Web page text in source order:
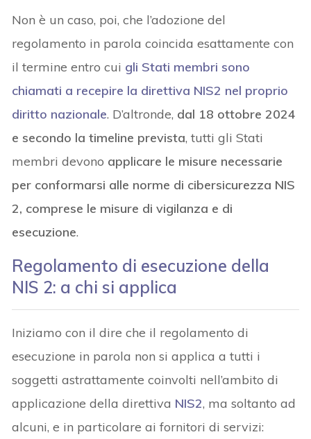
Non è un caso, poi, che l’adozione del
regolamento in parola coincida esattamente con
il termine entro cui gli Stati membri sono
chiamati a recepire la direttiva NIS2 nel proprio
diritto nazionale. D’altronde, dal 18 ottobre 2024
e secondo la timeline prevista, tutti gli Stati
membri devono applicare le misure necessarie
per conformarsi alle norme di cibersicurezza NIS
2, comprese le misure di vigilanza e di
esecuzione.
Regolamento di esecuzione della
NIS 2: a chi si applica
Iniziamo con il dire che il regolamento di
esecuzione in parola non si applica a tutti i
soggetti astrattamente coinvolti nell’ambito di
applicazione della direttiva NIS2, ma soltanto ad
alcuni, e in particolare ai fornitori di servizi: